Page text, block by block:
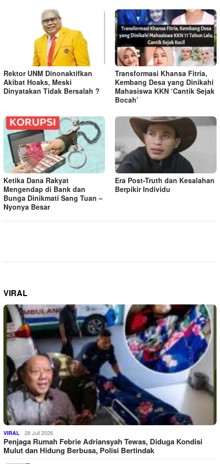
Rektor UNM Dinonaktifkan
Akibat Hoaks, Meski
Dinyatakan Tidak Bersalah ?
Transformasi Khansa Fitria,
Kembang Desa yang Dinikahi
Mahasiswa KKN ‘Cantik Sejak
Bocah’
Ketika Dana Rakyat
Mengendap di Bank dan
Bunga Dinikmati Sang Tuan –
Nyonya Besar
Era Post-Truth dan Kesalahan
Berpikir Individu
VIRAL
VIRAL 28 Juli 2026
Penjaga Rumah Febrie Adriansyah Tewas, Diduga Kondisi
Mulut dan Hidung Berbusa, Polisi Bertindak